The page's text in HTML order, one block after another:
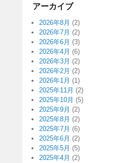
アーカイブ
2026年8月 (2)
2026年7月 (2)
2026年6月 (3)
2026年4月 (6)
2026年3月 (2)
2026年2月 (2)
2026年1月 (1)
2025年11月 (2)
2025年10月 (5)
2025年9月 (2)
2025年8月 (2)
2025年7月 (6)
2025年6月 (2)
2025年5月 (5)
2025年4月 (2)